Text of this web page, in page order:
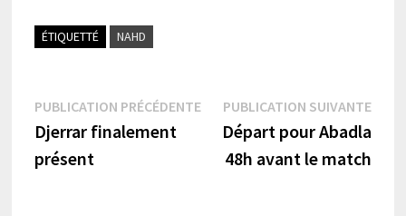
ÉTIQUETTÉ NAHD
Navigation
de
l’article
PUBLICATION PRÉCÉDENTEPublication
précédente :
Djerrar finalement
présent
PUBLICATION SUIVANTE
Départ pour Abadla
48h avant le match